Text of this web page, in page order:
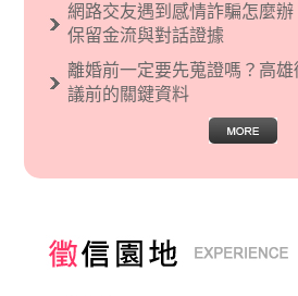
網路交友遇到感情詐騙怎麼
保留金流與對話證據
離婚前一定要先蒐證嗎？高
議前的關鍵資料